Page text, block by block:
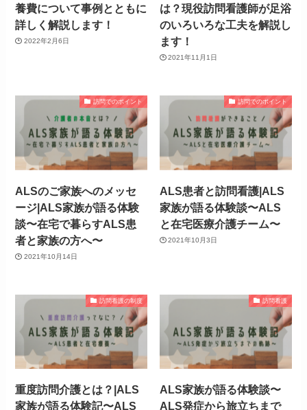
養費について事例とともに
詳しく解説します！
2022年2月6日
は？現役訪問看護師が足浴
のいろいろな工夫を解説し
ます！
2021年11月1日
訪問でのポイント
ALSのご家族へのメッセ
ージ|ALS家族が語る体験
談〜在宅で暮らすALS患
者と家族の方へ〜
2021年10月14日
訪問でのポイント
ALS患者と訪問看護|ALS
家族が語る体験談〜ALS
と在宅医療介護チーム〜
2021年10月3日
訪問看護の制度
重度訪問介護とは？|ALS
家族が語る体験記〜ALS
訪問看護
ALS家族が語る体験談〜
ALS発症から旅立ちまで